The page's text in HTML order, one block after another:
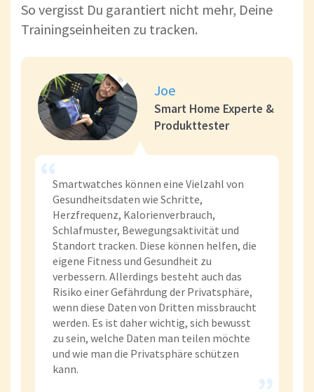
So vergisst Du garantiert nicht mehr, Deine
Trainingseinheiten zu tracken.
Smartwatches können eine Vielzahl von
Gesundheitsdaten wie Schritte,
Herzfrequenz, Kalorienverbrauch,
Schlafmuster, Bewegungsaktivität und
Standort tracken. Diese können helfen, die
eigene Fitness und Gesundheit zu
verbessern. Allerdings besteht auch das
Risiko einer Gefährdung der Privatsphäre,
wenn diese Daten von Dritten missbraucht
werden. Es ist daher wichtig, sich bewusst
zu sein, welche Daten man teilen möchte
und wie man die Privatsphäre schützen
kann.
Joe
Smart Home Experte &
Produkttester